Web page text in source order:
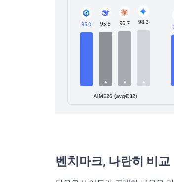
벤치마크, 나란히 비교